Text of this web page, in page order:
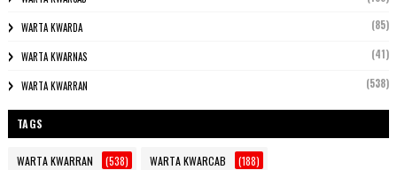
WARTA KWARDA (85)
WARTA KWARNAS (41)
WARTA KWARRAN (538)
TAGS
WARTA KWARRAN (538) WARTA KWARCAB (188)